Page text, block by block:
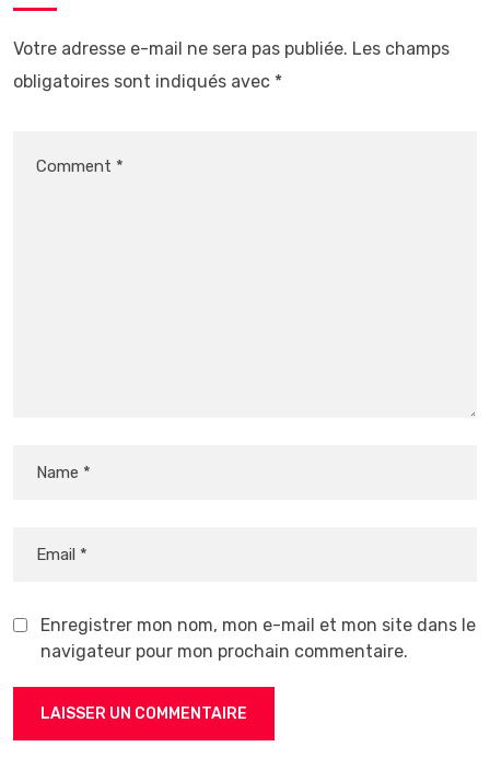
Votre adresse e-mail ne sera pas publiée. Les champs
obligatoires sont indiqués avec *
Enregistrer mon nom, mon e-mail et mon site dans le
navigateur pour mon prochain commentaire.